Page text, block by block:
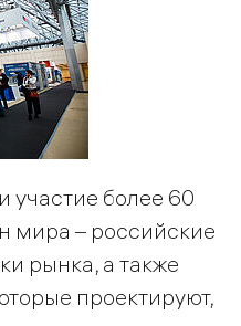
участие более 60
мира – российские
рынка, а также
проектируют,